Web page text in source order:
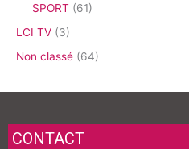
SPORT (61)
LCI TV (3)
Non classé (64)
CONTACT